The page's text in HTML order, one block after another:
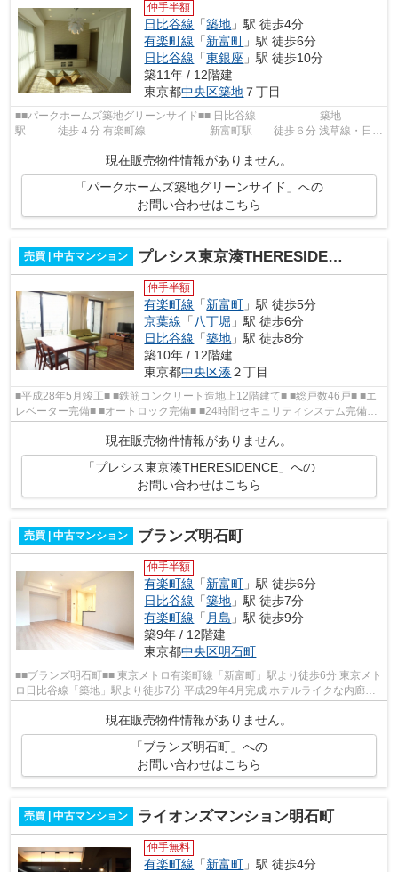
仲手半額
日比谷線 「築地 」駅 徒歩4分
有楽町線 「新富町 」駅 徒歩6分
日比谷線 「東銀座 」駅 徒歩10分
築11年 / 12階建
東京都中央区築地 ７丁目
■■パークホームズ築地グリーンサイド■■ 日比谷線 築地
駅 徒歩４分 有楽町線 新富町駅 徒歩６分 浅草線・日比
現在販売物件情報がありません。
「パークホームズ築地グリーンサイド」への
お問い合わせはこちら
売買 | 中古マンション プレシス東京湊THERESIDENCE
仲手半額
有楽町線 「新富町 」駅 徒歩5分
京葉線 「 八丁堀 」駅 徒歩6分
日比谷線 「築地 」駅 徒歩8分
築10年 / 12階建
東京都中央区湊２丁目
■平成28年5月竣工■ ■鉄筋コンクリート造地上12階建て■ ■総戸数46戸■ ■エ
レベーター完備■ ■オートロック完備■ ■24時間セキュリティシステム完備■ ■
宅配ボックス完備■ ■24時間ゴ...
現在販売物件情報がありません。
「プレシス東京湊THERESIDENCE」への
お問い合わせはこちら
売買 | 中古マンション ブランズ明石町
仲手半額
有楽町線 「新富町 」駅 徒歩6分
日比谷線 「築地 」駅 徒歩7分
有楽町線 「 月島 」駅 徒歩9分
築9年 / 12階建
東京都中央区明石町
■■ブランズ明石町■■ 東京メトロ有楽町線「新富町」駅より徒歩6分 東京メト
ロ日比谷線「築地」駅より徒歩7分 平成29年4月完成 ホテルライクな内廊下
現在販売物件情報がありません。
「ブランズ明石町」への
お問い合わせはこちら
売買 | 中古マンション ライオンズマンション明石町
仲手無料
有楽町線 「新富町 」駅 徒歩4分